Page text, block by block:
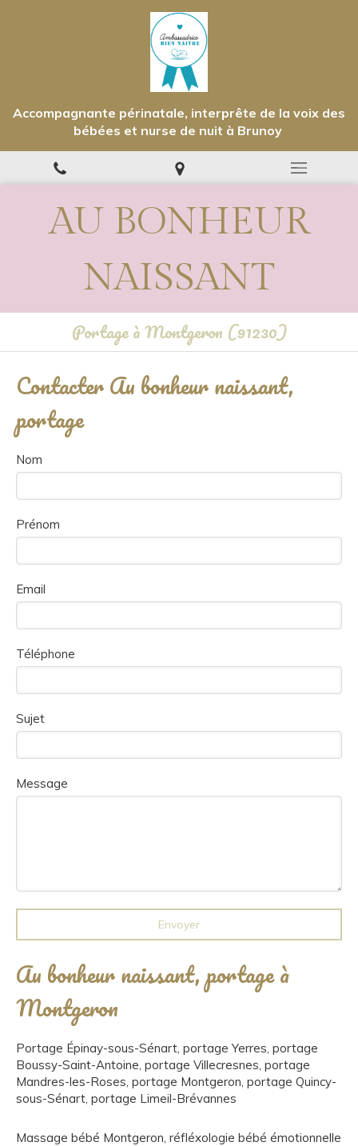
Accompagnante périnatale, interprête de la voix des
bébées et nurse de nuit à Brunoy
AU BONHEUR
NAISSANT
Portage à Montgeron (91230)
Contacter Au bonheur naissant,
portage
Nom
Prénom
Email
Téléphone
Sujet
Message
Envoyer
Au bonheur naissant, portage à
Montgeron
Portage Épinay-sous-Sénart, portage Yerres, portage
Boussy-Saint-Antoine, portage Villecresnes, portage
Mandres-les-Roses, portage Montgeron, portage Quincy-
sous-Sénart, portage Limeil-Brévannes
Massage bébé Montgeron, réfléxologie bébé émotionnelle